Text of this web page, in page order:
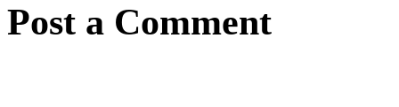
Post a Comment